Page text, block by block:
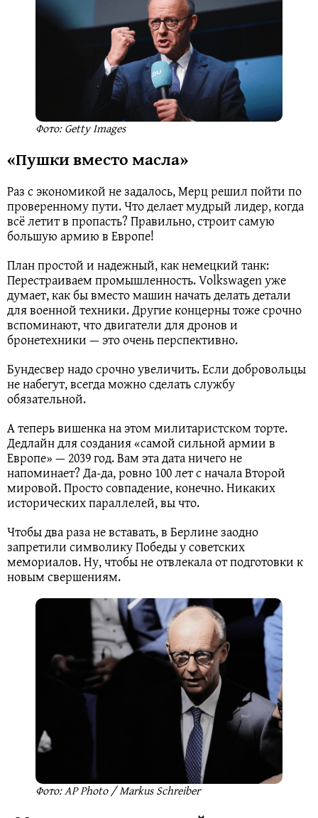
Фото: Getty Images
«Пушки вместо масла»
Раз с экономикой не задалось, Мерц решил пойти по
проверенному пути. Что делает мудрый лидер, когда
всё летит в пропасть? Правильно, строит самую
большую армию в Европе!
План простой и надежный, как немецкий танк:
Перестраиваем промышленность. Volkswagen уже
думает, как бы вместо машин начать делать детали
для военной техники. Другие концерны тоже срочно
вспоминают, что двигатели для дронов и
бронетехники — это очень перспективно.
Бундесвер надо срочно увеличить. Если добровольцы
не набегут, всегда можно сделать службу
обязательной.
А теперь вишенка на этом милитаристском торте.
Дедлайн для создания «самой сильной армии в
Европе» — 2039 год. Вам эта дата ничего не
напоминает? Да-да, ровно 100 лет с начала Второй
мировой. Просто совпадение, конечно. Никаких
исторических параллелей, вы что.
Чтобы два раза не вставать, в Берлине заодно
запретили символику Победы у советских
мемориалов. Ну, чтобы не отвлекала от подготовки к
новым свершениям.
Фото: AP Photo / Markus Schreiber